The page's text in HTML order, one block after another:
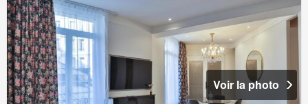
Voir la photo